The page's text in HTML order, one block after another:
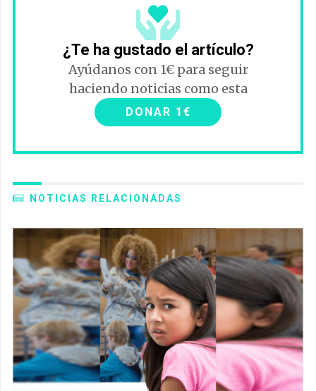
¿Te ha gustado el artículo?
Ayúdanos con 1€ para seguir
haciendo noticias como esta
DONAR 1€
NOTICIAS RELACIONADAS